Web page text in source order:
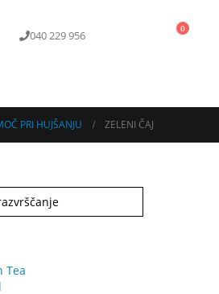
040 229 956KONTAKT
0
PRI HUJŠANJU ZELENI ČAJ